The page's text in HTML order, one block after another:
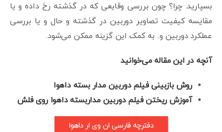
بسپارید. چرا؟ چون بررسی وقایعی که در گذشته رخ داده و یا
مقایسه کیفیت تصاویر دوربین در گذشته و حال و یا بررسی
عملکرد دوربین و.. به کمک این گزینه ممکن می‌شود.
آنچه در این مقاله می‌خوانید
روش بازبینی فیلم دوربین مدار بسته داهوا
آموزش ریختن فیلم دوربین مداربسته داهوا روی فلش
دفترچه فارسی ان وی ار داهوا